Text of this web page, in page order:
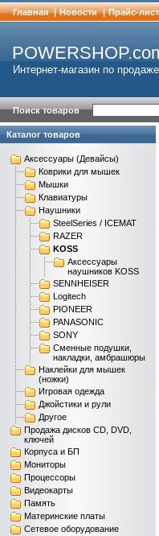
Главная | Новости | Прайс-лист
Интернет-магазин по
Поиск товаров
Каталог товаров
Аксессуары (Девайсы)
Коврики для мышек
Мышки
Клавиатуры
Наушники
SteelSeries / ICEMAT
RAZER
KOSS
Аксессуары
наушников KOSS
SENNHEISER
Logitech
PIONEER
PANASONIC
SONY
Сменные подушки,
накладки, амбрашюры
Наклейки для мышек
(ножки)
Игровая одежда
Джойстики и рули
Другое
Продажа дисков CD, DVD,
ключей
Корпуса и БП
Мониторы
Процессоры
Видеокарты
Память
Материнские платы
Сетевое оборудование